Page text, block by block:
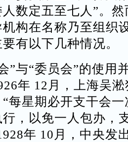
数定五至七人”。
构在名称乃至组织
有以下几种情况。
”与“委员会”的使用
年 12月，上海吴
每星期必开支干会
，以免一人包办，
年 10月，中央发